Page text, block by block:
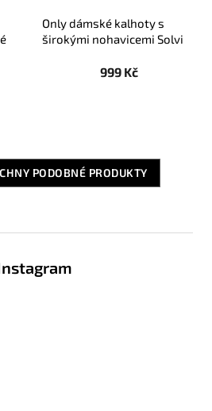
Only dámské kalhoty s
širokými nohavicemi Solvi
999 Kč
PODOBNÉ PRODUKTY